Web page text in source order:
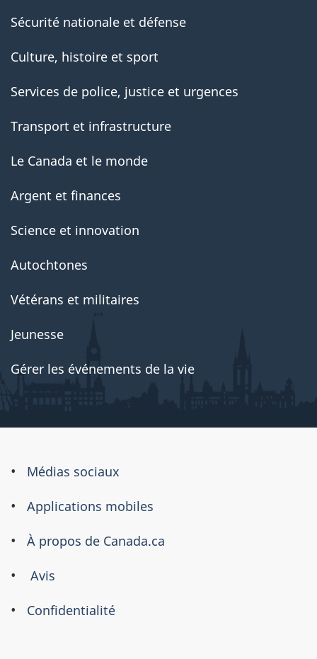
Sécurité nationale et défense
Culture, histoire et sport
Services de police, justice et urgences
Transport et infrastructure
Le Canada et le monde
Argent et finances
Science et innovation
Autochtones
Vétérans et militaires
Jeunesse
Gérer les événements de la vie
À
propos
ce
site
Médias sociaux
Applications mobiles
À propos de Canada.ca
Avis
Confidentialité